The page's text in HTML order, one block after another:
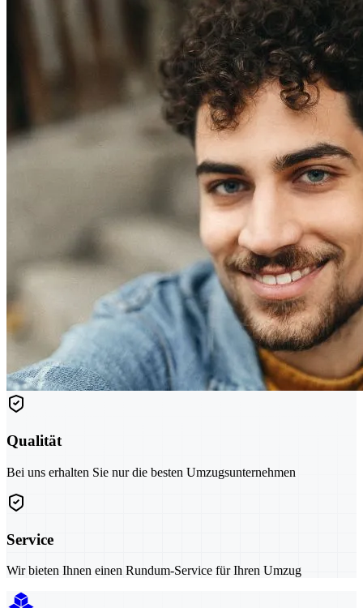
Qualität
Bei uns erhalten Sie nur die besten Umzugsunternehmen
Service
Wir bieten Ihnen einen Rundum-Service für Ihren Umzug